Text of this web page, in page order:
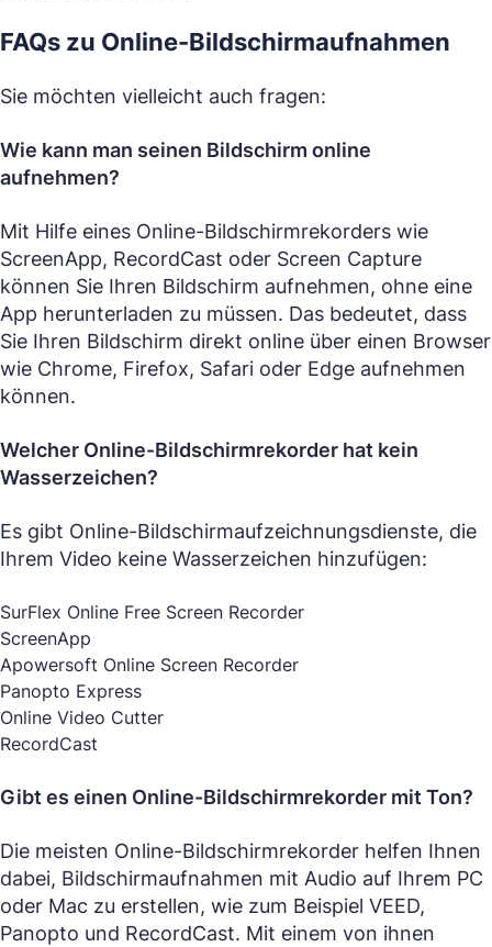
FAQs zu Online-Bildschirmaufnahmen
Sie möchten vielleicht auch fragen:
Wie kann man seinen Bildschirm online
aufnehmen?
Mit Hilfe eines Online-Bildschirmrekorders wie
ScreenApp, RecordCast oder Screen Capture
können Sie Ihren Bildschirm aufnehmen, ohne eine
App herunterladen zu müssen. Das bedeutet, dass
Sie Ihren Bildschirm direkt online über einen Browser
wie Chrome, Firefox, Safari oder Edge aufnehmen
können.
Welcher Online-Bildschirmrekorder hat kein
Wasserzeichen?
Es gibt Online-Bildschirmaufzeichnungsdienste, die
Ihrem Video keine Wasserzeichen hinzufügen:
SurFlex Online Free Screen Recorder
ScreenApp
Apowersoft Online Screen Recorder
Panopto Express
Online Video Cutter
RecordCast
Gibt es einen Online-Bildschirmrekorder mit Ton?
Die meisten Online-Bildschirmrekorder helfen Ihnen
dabei, Bildschirmaufnahmen mit Audio auf Ihrem PC
oder Mac zu erstellen, wie zum Beispiel VEED,
Panopto und RecordCast. Mit einem von ihnen